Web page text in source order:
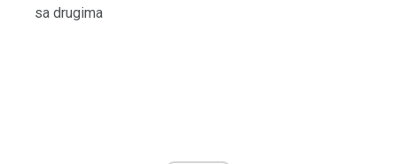
sa drugima